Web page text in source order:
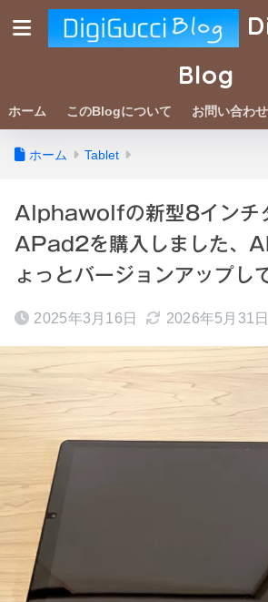
Blog
ホーム このBlogについて お問い合わせ
ホーム Tablet
Alphawolfの新型8インチ
APad2を購入しました、
ょっとバージョンアップし
2025年3月16日 2026年5月31日